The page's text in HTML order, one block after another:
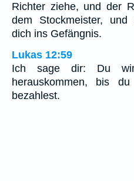
Richter ziehe, und der
dem Stockmeister,
dich ins Gefängnis.
Lukas 12:59
Ich sage dir: Du
herauskommen, bis
bezahlest.